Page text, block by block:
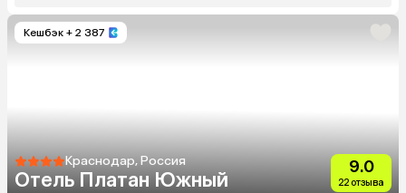
Кешбэк + 2 387
Краснодар, Россия
Отель Платан Южный
9.0
22 отзыва